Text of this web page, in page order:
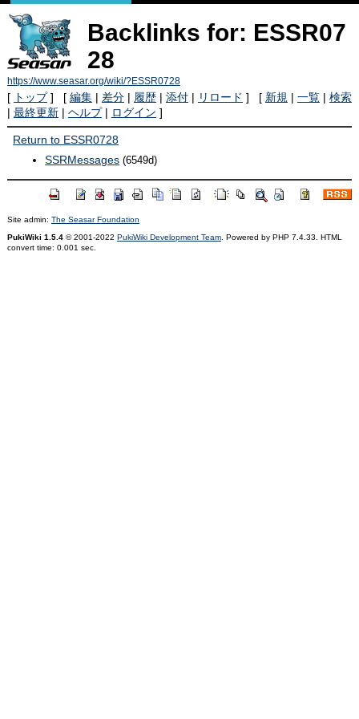
Backlinks for: ESSR07
28
https://www.seasar.org/wiki/?ESSR0728
[ トップ] [ 編集| 差分| 履歴| 添付| リロード ] [ 新規 | 一覧| 検索
| 最終更新| ヘルプ| ログイン ]
Return to ESSR0728
SSRMessages (6549d)
Site admin: The Seasar Foundation
PukiWiki 1.5.4© 2001-2022 PukiWiki Development Team. Powered by PHP 7.4.33. HTML
convert time: 0.001 sec.